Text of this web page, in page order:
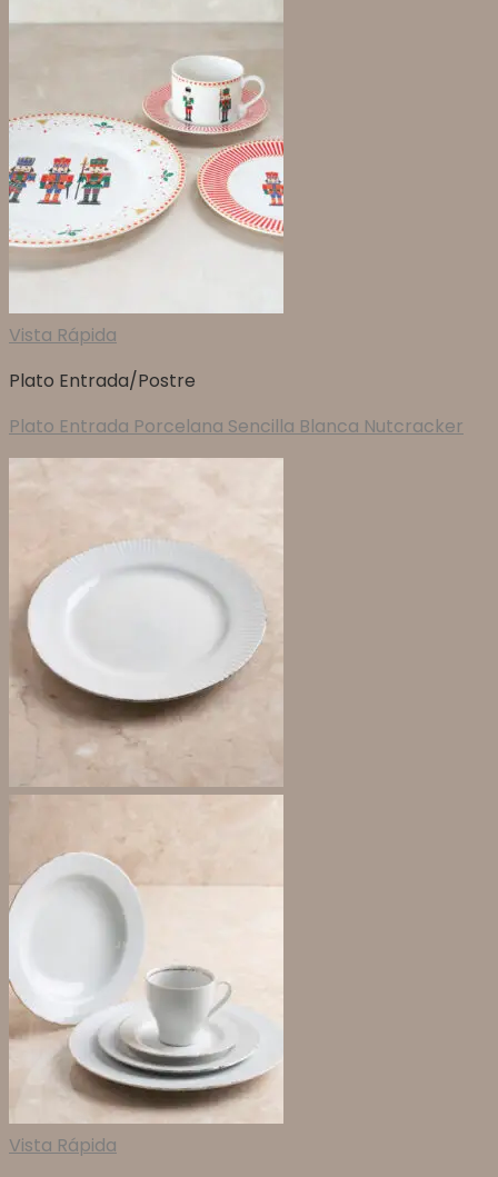
Vista Rápida
Plato Entrada/Postre
Plato Entrada Porcelana Sencilla Blanca Nutcracker
Vista Rápida